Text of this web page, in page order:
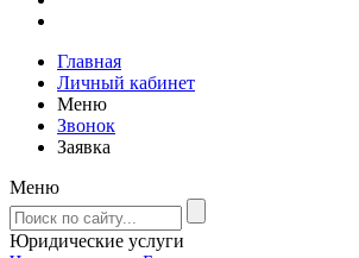
Главная
Личный кабинет
Меню
Звонок
Заявка
Меню
Юридические услуги